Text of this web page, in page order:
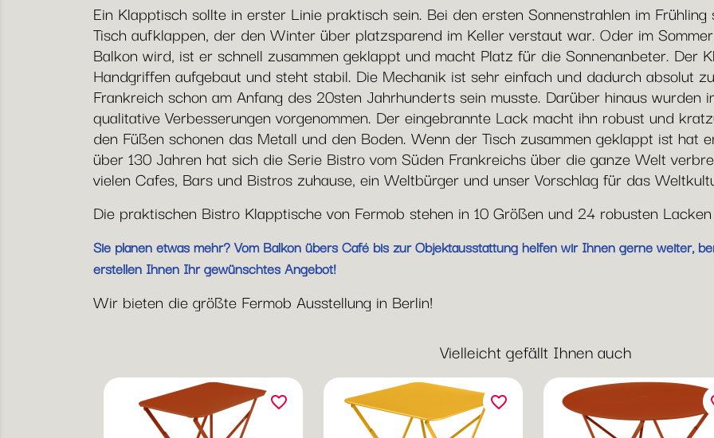
Ein Klapptisch sollte in erster Linie praktisch sein. Bei den ersten Sonnenstrahlen im
Tisch aufklappen, der den Winter über platzsparend im Keller verstaut war. Oder im
Balkon wird, ist er schnell zusammen geklappt und macht Platz für die Sonnenanbeter. Der
Handgriffen aufgebaut und steht stabil. Die Mechanik ist sehr einfach und dadurch absolut
Frankreich schon am Anfang des 20sten Jahrhunderts sein musste. Darüber hinaus wurden
qualitative Verbesserungen vorgenommen. Der eingebrannte Lack macht ihn robust und
den Füßen schonen das Metall und den Boden. Wenn der Tisch zusammen geklappt ist hat
über 130 Jahren hat sich die Serie Bistro vom Süden Frankreichs über die ganze Welt
vielen Cafes, Bars und Bistros zuhause, ein Weltbürger und unser Vorschlag für das
Die praktischen Bistro Klapptische von Fermob stehen in 10 Größen und 24 robusten
Sie planen etwas mehr? Vom Balkon übers Café bis zur Objektausstattung helfen wir Ihnen gerne weiter,
erstellen Ihnen Ihr gewünschtes Angebot!
Wir bieten die größte Fermob Ausstellung in Berlin!
Vielleicht gefällt Ihnen auch
favorite_border favorite_border